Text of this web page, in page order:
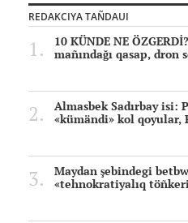
REDAKCIYA TAÑDAUI
10 KÜNDE NE
mañındağı qasap, dron
Almasbek Sadırbay isi:
«kümändi» kol qoyular,
Maydan şebindegi
«tehnokratiyalıq